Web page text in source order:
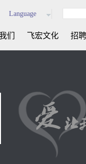
Language
们 飞宏文化 招